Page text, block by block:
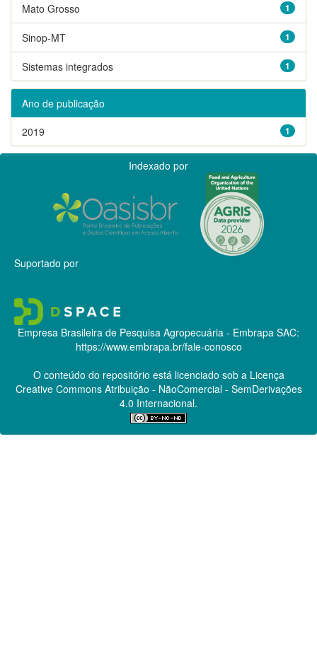
1
Mato Grosso
1
Sinop-MT
1
Sistemas integrados
Ano de publicação
1
2019
Indexado por
Suportado por
Empresa Brasileira de Pesquisa Agropecuária - Embrapa SAC:
https://www.embrapa.br/fale-conosco
O conteúdo do repositório está licenciado sob a Licença
Creative CommonsAtribuição - NãoComercial - SemDerivações
4.0 Internacional.